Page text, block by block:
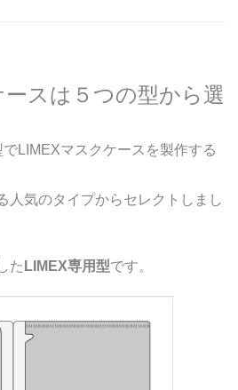
スは５つの型から選
LIMEXマスクケースを製作する
人気のタイプからセレクトしまし
た LIMEX専用型です。